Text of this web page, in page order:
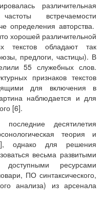
различительная
встречаемости
определения авторства.
хорошей различительной
текстов обладают так
предлоги, частицы). В
55 служебных слов.
признаков текстов
для включения в
наблюдается и для
[6].
десятилетия
теория и
однако для решения
весьма развитыми
ресурсами
ПО синтаксического,
анализа) из арсенала